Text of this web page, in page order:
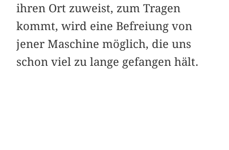
ihren Ort zuweist, zum Tragen
kommt, wird eine Befreiung von
jener Maschine möglich, die uns
schon viel zu lange gefangen hält.